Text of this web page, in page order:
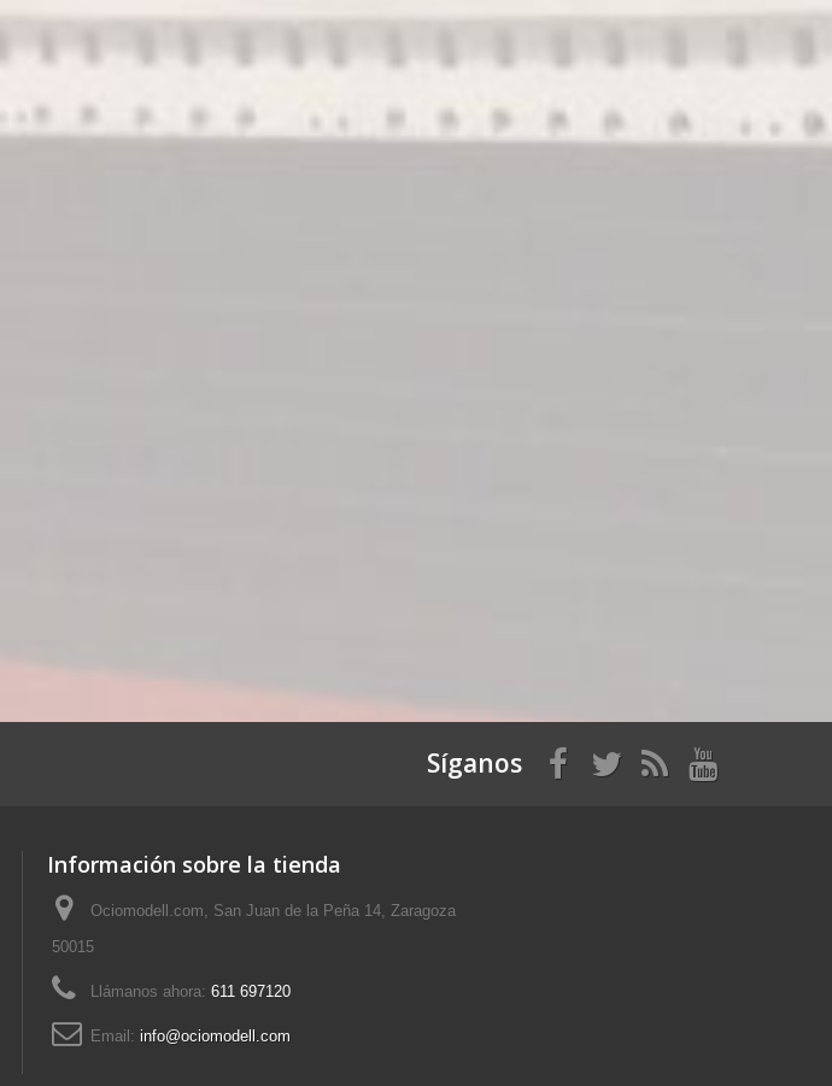
Síganos
Información sobre la tienda
Ociomodell.com, San Juan de la Peña 14, Zaragoza
50015
Llámanos ahora: 611 697120
Email: info@ociomodell.com